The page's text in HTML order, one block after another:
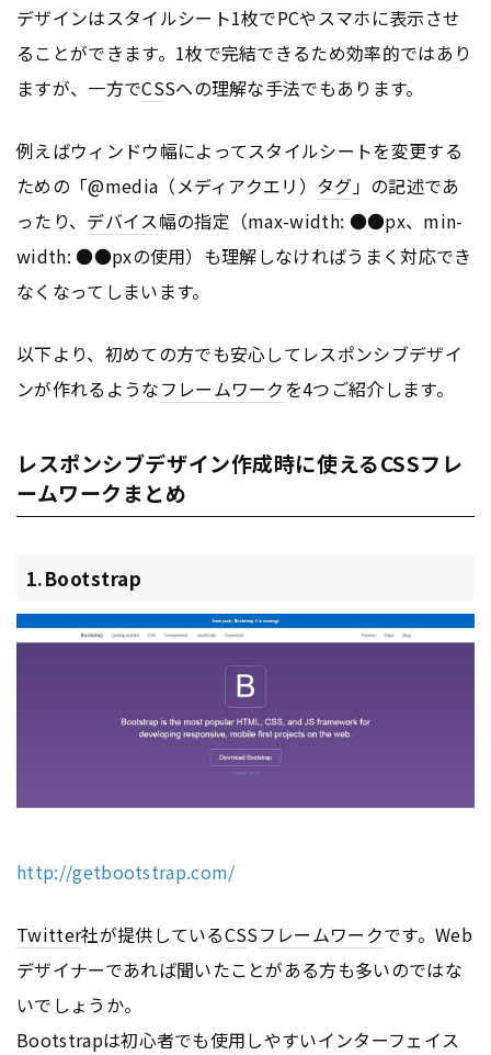
デザインはスタイルシート1枚でPCやスマホに表示させ
ることができます。1枚で完結できるため効率的ではあり
ますが、一方でCSSへの理解な手法でもあります。
例えばウィンドウ幅によってスタイルシートを変更する
ための「@media（メディアクエリ） タグ」の記述であ
ったり、 デバイス幅の指定（max-width: ●●px、min-
width: ●●pxの使用）も理解しなければうまく対応でき
なくなってしまいます。
以下より、初めての方でも安心してレスポンシブデザイ
ンが作れるようなフレームワークを4つご紹介します。
レスポンシブデザイン作成時に使えるCSSフレ
ームワークまとめ
1.Bootstrap
http://getbootstrap.com/
Twitter社が提供しているCSSフレームワークです。Web
デザイナーであれば聞いたことがある方も多いのではな
いでしょうか。
Bootstrapは初心者でも使用しやすいインターフェイス